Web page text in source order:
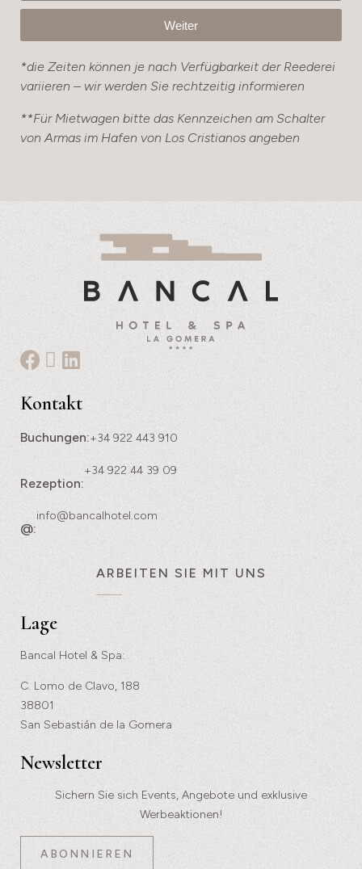
Weiter
*die Zeiten können je nach Verfügbarkeit der Reederei
variieren – wir werden Sie rechtzeitig informieren
**Für Mietwagen bitte das Kennzeichen am Schalter
von Armas im Hafen von Los Cristianos angeben
Kontakt
Buchungen:+34 922 443 910
Rezeption:
+34 922 44 39 09
@:
info@bancalhotel.com
ARBEITEN SIE MIT UNS
Lage
Bancal Hotel & Spa:
C. Lomo de Clavo, 188
38801
San Sebastián de la Gomera
Newsletter
Sichern Sie sich Events, Angebote und exklusive
Werbeaktionen!
ABONNIEREN